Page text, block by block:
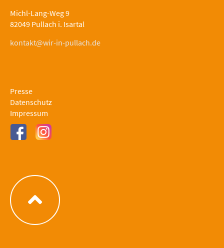
Michl-Lang-Weg 9
82049 Pullach i. Isartal
kontakt@wir-in-pullach.de
Presse
Datenschutz
Impressum